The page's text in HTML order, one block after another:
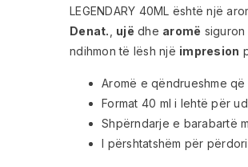
LEGENDARY 40ML është një
Denat.
ujë dhe aromë
ndihmon të lësh një impresion
Aromë e qëndrueshme
Format 40 ml i lehtë për
Shpërndarje e barabartë
I përshtatshëm për